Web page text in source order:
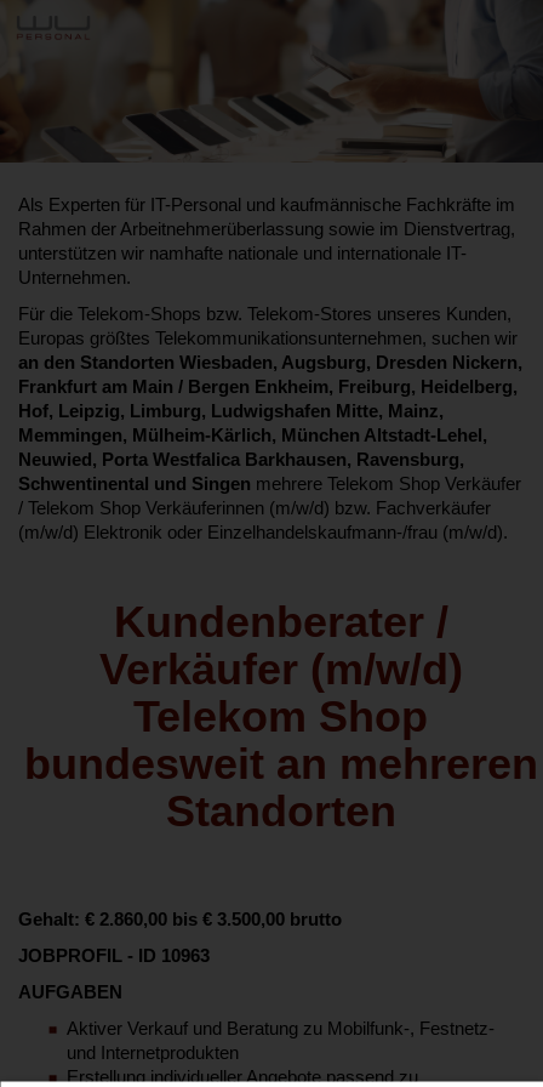
Als Experten für IT-Personal und kaufmännische Fachkräfte im
Rahmen der Arbeitnehmerüberlassung sowie im Dienstvertrag,
unterstützen wir namhafte nationale und internationale IT-
Unternehmen.
Für die Telekom-Shops bzw. Telekom-Stores unseres Kunden,
Europas größtes Telekommunikationsunternehmen, suchen wir
an den Standorten Wiesbaden, Augsburg, Dresden Nickern,
Frankfurt am Main / Bergen Enkheim, Freiburg, Heidelberg,
Hof, Leipzig, Limburg, Ludwigshafen Mitte, Mainz,
Memmingen, Mülheim-Kärlich, München Altstadt-Lehel,
Neuwied, Porta Westfalica Barkhausen, Ravensburg,
Schwentinental und Singen mehrere Telekom Shop Verkäufer
/ Telekom Shop Verkäuferinnen (m/w/d) bzw. Fachverkäufer
(m/w/d) Elektronik oder Einzelhandelskaufmann-/frau (m/w/d).
Kundenberater /
Verkäufer (m/w/d)
Telekom Shop
bundesweit an mehreren
Standorten
Gehalt: € 2.860,00 bis € 3.500,00 brutto
JOBPROFIL - ID 10963
AUFGABEN
Aktiver Verkauf und Beratung zu Mobilfunk-, Festnetz-
und Internetprodukten
Erstellung individueller Angebote passend zu